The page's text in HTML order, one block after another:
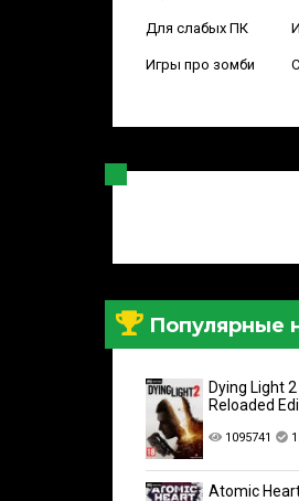
Для слабых ПК
Игры про зомби
Популярные
Dying Light
Reloaded
1095741
Atomic